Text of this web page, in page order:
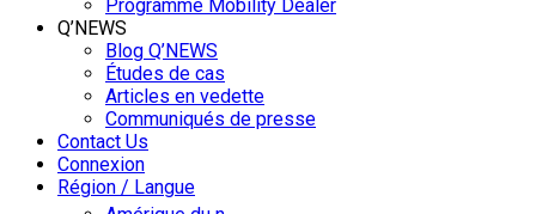
Programme Mobility Dealer
Q’NEWS
Blog Q’NEWS
Études de cas
Articles en vedette
Communiqués de presse
Contact Us
Connexion
Région / Langue